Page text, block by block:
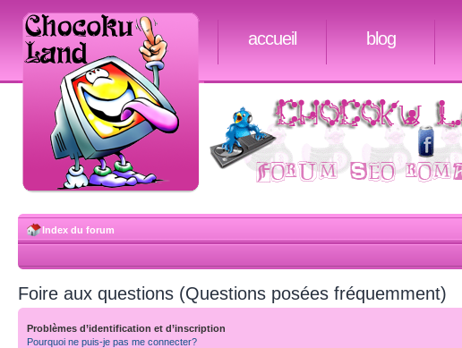
accueil blog
Index du forum
Foire aux questions (Questions posées fréquemment)
Problèmes d’identification et d’inscription
Pourquoi ne puis-je pas me connecter?